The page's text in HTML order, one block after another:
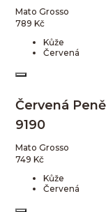
Mato Grosso
789 Kč
Kůže
Červená
Červená
9190
Mato Grosso
749 Kč
Kůže
Červená